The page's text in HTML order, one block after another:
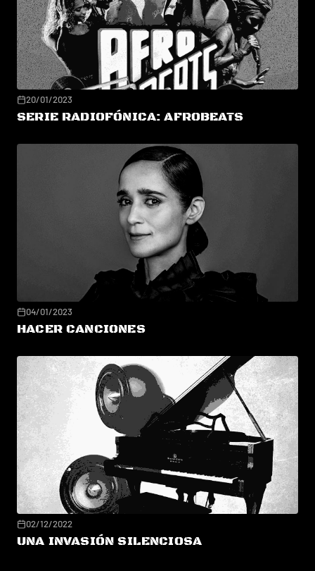
20/01/2023
SERIE RADIOFÓNICA: AFROBEATS
04/01/2023
HACER CANCIONES
02/12/2022
UNA INVASIÓN SILENCIOSA